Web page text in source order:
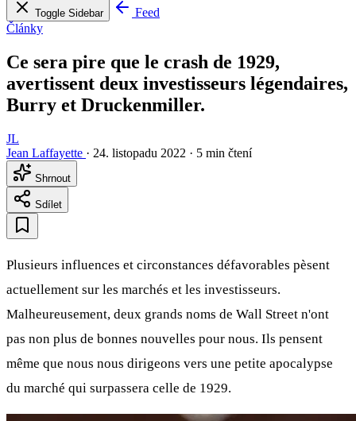
Toggle Sidebar
Feed
Články
Ce sera pire que le crash de 1929,
avertissent deux investisseurs légendaires,
Burry et Druckenmiller.
JL
Jean Laffayette · 24. listopadu 2022 · 5 min čtení
Shrnout
Sdílet
Plusieurs influences et circonstances défavorables pèsent
actuellement sur les marchés et les investisseurs.
Malheureusement, deux grands noms de Wall Street n'ont
pas non plus de bonnes nouvelles pour nous. Ils pensent
même que nous nous dirigeons vers une petite apocalypse
du marché qui surpassera celle de 1929.